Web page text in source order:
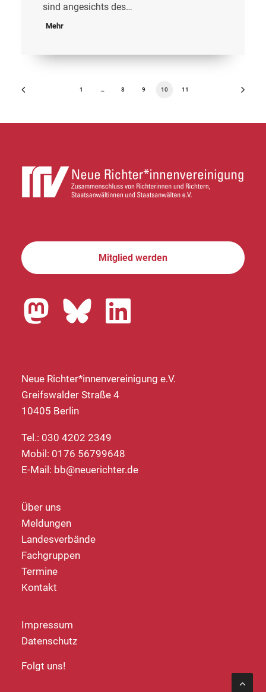
sind angesichts des…
Mehr
1 … 8 9 10 11
Mitglied werden
Neue Richter*innenvereinigung e.V.
Greifswalder Straße 4
10405 Berlin
Tel.: 030 4202 2349
Mobil: 0176 56799648
E-Mail: bb@neuerichter.de
Über uns
Meldungen
Landesverbände
Fachgruppen
Termine
Kontakt
Impressum
Datenschutz
Folgt uns!